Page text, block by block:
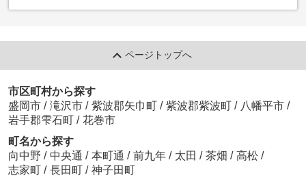
ページトップへ
市区町村から探す
盛岡市 / 滝沢市 / 紫波郡矢巾町 / 紫波郡紫波町 / 八幡平市 /
岩手郡雫石町 / 花巻市
町名から探す
向中野 / 中央通 / 本町通 / 前九年 / 太田 / 茶畑 / 高松 /
志家町 / 長田町 / 神子田町